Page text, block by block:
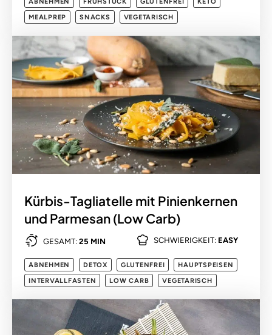
MEALPREP
SNACKS VEGETARISCH
Kürbis-Tagliatelle mit Pinienkernen
und Parmesan (Low Carb)
GESAMT: 25 MIN SCHWIERIGKEIT: EASY
ABNEHMEN DETOX GLUTENFREI
HAUPTSPEISEN
INTERVALLFASTEN
LOW CARB VEGETARISCH